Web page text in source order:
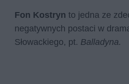
Fon Kostryn to jedna ze
negatywnych postaci w
Słowackiego, pt. Balladyna.